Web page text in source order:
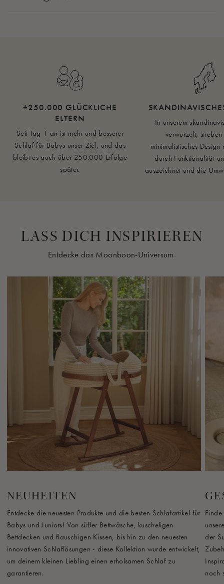
+250.000 GLÜCKLICHE
ELTERN
Seit Tag 1 an ist mehr und besserer
Schlaf für Babys unser Ziel, und das
bleibt es auch über 250.000 Erfolge
später.
In unserem
verwurzelt,
minimalistisches
durch Funktionalität
auszeichnet und die
LASS DICH INSPIRIEREN
Entdecke das Moonboon-Universum.
NEUHEITEN
Entdecke die neuesten Produkte und die besten Schlafartikel für
Babys und Juniors! Von süßer Bettwäsche, kuscheligen
Bettdecken und flauschigen Kissen, bis hin zu den neuesten
innovativen Schlaflösungen - diese Kollektion wurde entwickelt,
um deinem kleinen Liebling einen erholsamen Schlaf zu
garantieren.
der
noch